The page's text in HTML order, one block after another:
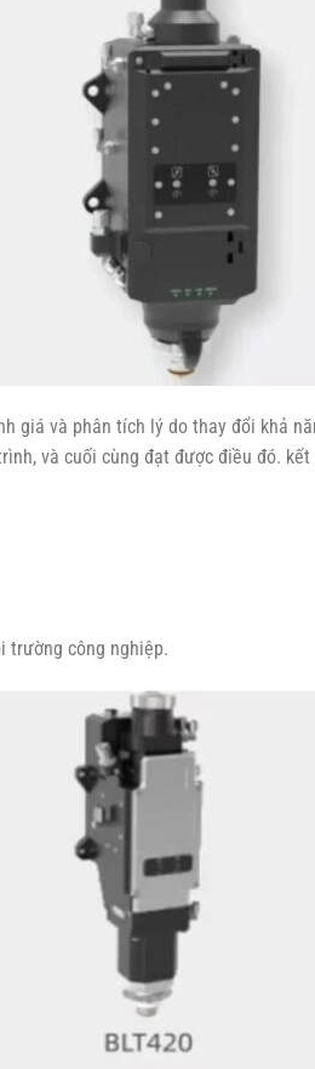
giá và phân tích lý do thay đổi khả
và cuối cùng đạt được điều đó.
trường công nghiệp.